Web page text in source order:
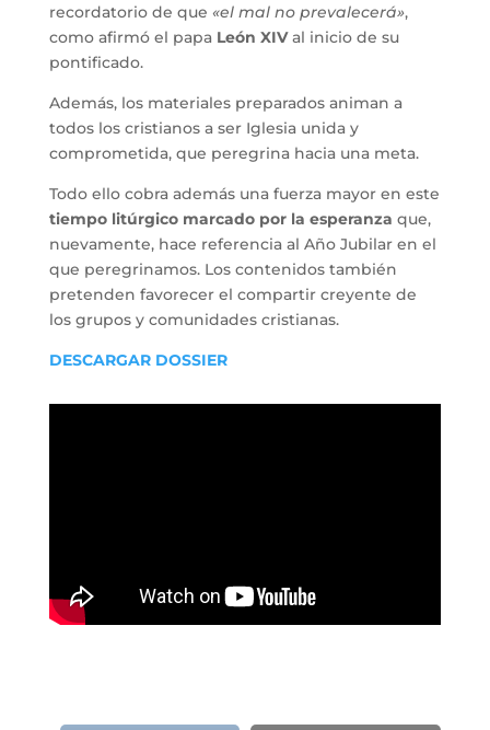
recordatorio de que «el mal no prevalecerá»,
como afirmó el papa León XIVal inicio de su
pontificado.
Además, los materiales preparados animan a
todos los cristianos a ser Iglesia unida y
comprometida, que peregrina hacia una meta.
Todo ello cobra además una fuerza mayor en este
tiempo litúrgico marcado por la esperanza que,
nuevamente, hace referencia al Año Jubilar en el
que peregrinamos. Los contenidos también
pretenden favorecer el compartir creyente de
los grupos y comunidades cristianas.
DESCARGAR DOSSIER